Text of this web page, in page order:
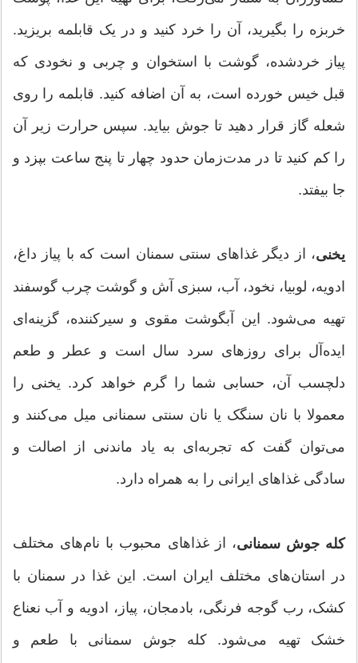
خربزه را بگیرید، آن را خرد کنید و در یک قابلمه بریزید.
پیاز خردشده، گوشت با استخوان و چربی و نخودی که
قبل خیس خورده است، به آن اضافه کنید. قابلمه را روی
شعله گاز قرار دهید تا جوش بیاید. سپس حرارت زیر آن
را کم کنید تا در مدت‌زمان حدود چهار تا پنج ساعت بپزد و
جا بیفتد.
یخنی، از دیگر غذاهای سنتی سمنان است که با پیاز داغ،
ادویه، لوبیا، نخود، آب، سبزی آش و گوشت چرب گوسفند
تهیه می‌شود. این آبگوشت مقوی و سیرکننده، گزینه‌ای
ایده‌آل برای روزهای سرد سال است و عطر و طعم
دلچسب آن، حسابی شما را گرم خواهد کرد. یخنی را
معمولا با نان سنگک یا نان سنتی سمنانی میل می‌کنند و
می‌توان گفت که تجربه‌ای به یاد ماندنی از اصالت و
سادگی غذاهای ایرانی را به همراه دارد.
کله جوش سمنانی، از غذاهای محبوب با نام‌های مختلف
در استان‌های مختلف ایران است. این غذا در سمنان با
کشک، رب گوجه فرنگی، بادمجان، پیاز، ادویه و آب نعناع
خشک تهیه می‌شود. کله جوش سمنانی با طعم و